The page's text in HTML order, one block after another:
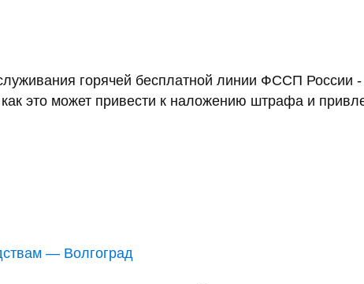
горячей бесплатной линии ФССП России -
это может привести к наложению штрафа и
— Волгоград